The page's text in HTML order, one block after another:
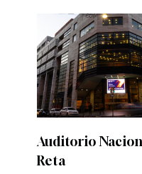
Auditorio
Reta